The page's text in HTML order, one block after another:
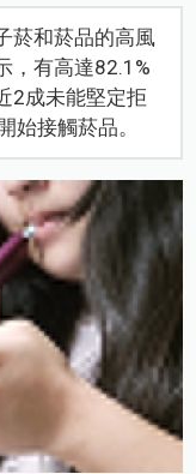
菸和菸品的高風
，有高達82.1%
2成未能堅定拒
始接觸菸品。